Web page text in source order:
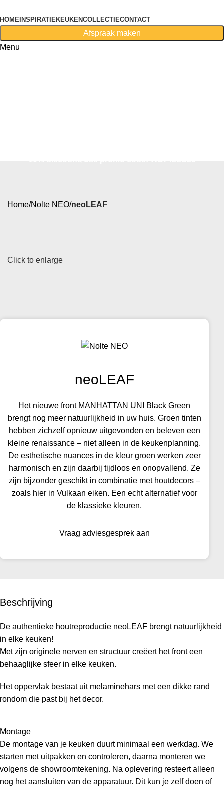
HOME INSPIRATIEKEUKENCOLLECTIECONTACT
Afspraak maken
Menu
Home Nolte NEO neoLEAF
Click to enlarge
neoLEAF
Het nieuwe front MANHATTAN UNI Black Green
brengt nog meer natuurlijkheid in uw huis. Groen tinten
hebben zichzelf opnieuw uitgevonden en beleven een
kleine renaissance – niet alleen in de keukenplanning.
De esthetische nuances in de kleur groen werken zeer
harmonisch en zijn daarbij tijdloos en onopvallend. Ze
zijn bijzonder geschikt in combinatie met houtdecors –
zoals hier in Vulkaan eiken. Een echt alternatief voor
de klassieke kleuren.
Vraag adviesgesprek aan
Beschrijving
De authentieke houtreproductie neoLEAF brengt natuurlijkheid
in elke keuken!
Met zijn originele nerven en structuur creëert het front een
behaaglijke sfeer in elke keuken.
Het oppervlak bestaat uit melaminehars met een dikke rand
rondom die past bij het decor.
Montage
De montage van je keuken duurt minimaal een werkdag. We
starten met uitpakken en controleren, daarna monteren we
volgens de showroomtekening. Na oplevering resteert alleen
nog het aansluiten van de apparatuur. Dit kun je zelf doen of